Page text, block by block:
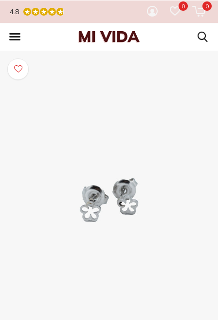
0 0
4.8